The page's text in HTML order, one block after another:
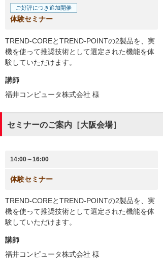
ご好評につき追加開催
体験セミナー
TREND-COREとTREND-POINTの2製品を、実
機を使って推奨技術として選定された機能を体
験していただけます。
講師
福井コンピュータ株式会社 様
セミナーのご案内［大阪会場］
14:00～16:00
体験セミナー
TREND-COREとTREND-POINTの2製品を、実
機を使って推奨技術として選定された機能を体
験していただけます。
講師
福井コンピュータ株式会社 様